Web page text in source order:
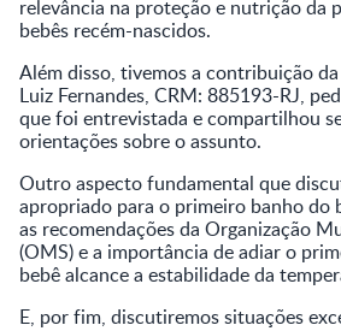
relevância na proteção e nutrição da
bebês recém-nascidos.
Além disso, tivemos a contribuição
Luiz Fernandes, CRM: 885193-RJ,
que foi entrevistada e compartilhou
orientações sobre o assunto.
Outro aspecto fundamental que
apropriado para o primeiro banho do
as recomendações da Organização
(OMS) e a importância de adiar o
bebê alcance a estabilidade da
E, por fim, discutiremos situações